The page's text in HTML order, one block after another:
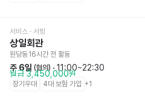
서비스 · 서빙
상일회관
원당동16시간 전 활동
주 6일 (협의) · 11:00~22:30
월급 3,450,000원
장기우대 4대 보험 가입 +1